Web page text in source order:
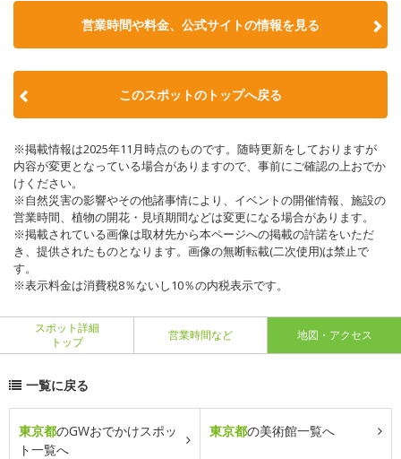
営業時間や料金、公式サイトの情報を見る
このスポットのトップへ戻る
※掲載情報は2025年11月時点のものです。随時更新をしておりますが
内容が変更となっている場合がありますので、事前にご確認の上おでか
けください。
※自然災害の影響やその他諸事情により、イベントの開催情報、施設の
営業時間、植物の開花・見頃期間などは変更になる場合があります。
※掲載されている画像は取材先から本ページへの掲載の許諾をいただ
き、提供されたものとなります。画像の無断転載(二次使用)は禁止で
す。
※表示料金は消費税8％ないし10％の内税表示です。
スポット詳細
トップ
営業時間など 地図・アクセス
一覧に戻る
東京都のGWおでかけスポッ
ト一覧へ
東京都の美術館一覧へ